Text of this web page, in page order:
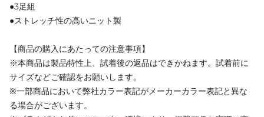
●3足組
●ストレッチ性の高いニット製
【商品の購入にあたっての注意事項】
※本商品は製品特性上、試着後の返品はできかねます。試着前に
サイズなどご確認をお願いします。
※一部商品において弊社カラー表記がメーカーカラー表記と異な
る場合がございます。